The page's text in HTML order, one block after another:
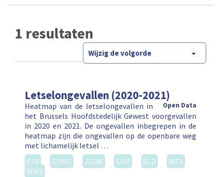
1 resultaten
Wijzig de volgorde
Letselongevallen (2020-2021)
Open Data
Heatmap van de letselongevallen in
het Brussels Hoofdstedelijk Gewest voorgevallen
in 2020 en 2021. De ongevallen inbegrepen in de
heatmap zijn die ongevallen op de openbare weg
met lichamelijk letsel …
CSV
GPKG JSON SHP SLD
WFS
WMS